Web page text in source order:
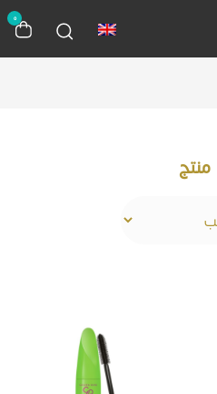
0
منتج